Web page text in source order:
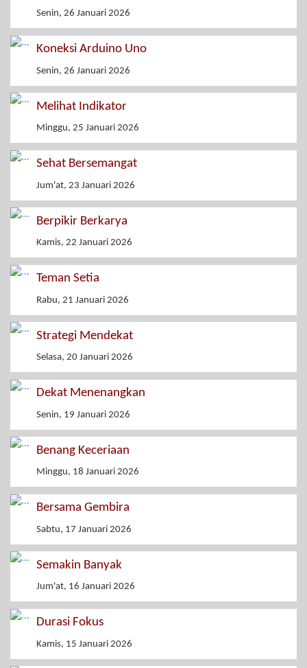
Senin, 26 Januari 2026
Koneksi Arduino Uno
Senin, 26 Januari 2026
Melihat Indikator
Minggu, 25 Januari 2026
Sehat Bersemangat
Jum'at, 23 Januari 2026
Berpikir Berkarya
Kamis, 22 Januari 2026
Teman Setia
Rabu, 21 Januari 2026
Strategi Mendekat
Selasa, 20 Januari 2026
Dekat Menenangkan
Senin, 19 Januari 2026
Benang Keceriaan
Minggu, 18 Januari 2026
Bersama Gembira
Sabtu, 17 Januari 2026
Semakin Banyak
Jum'at, 16 Januari 2026
Durasi Fokus
Kamis, 15 Januari 2026